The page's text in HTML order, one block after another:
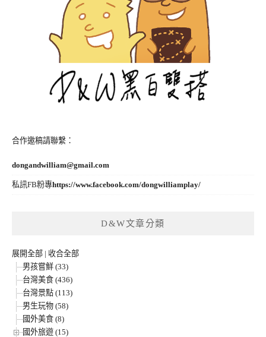
合作邀稿請聯繫：
dongandwilliam@gmail.com
私訊FB粉專https://www.facebook.com/dongwilliamplay/
D&W文章分類
展開全部 | 收合全部
男孩嘗鮮 (33)
台灣美食 (436)
台灣景點 (113)
男生玩物 (58)
國外美食 (8)
國外旅遊 (15)